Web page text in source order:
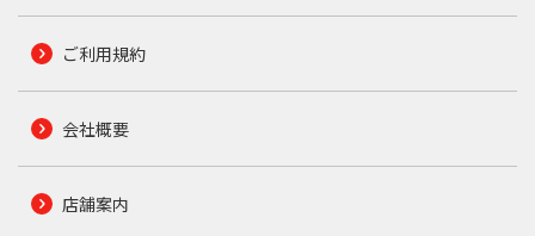
ご利用規約
会社概要
店舗案内